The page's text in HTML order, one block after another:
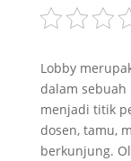
Lobby
dalam sebuah
menjadi titik
dosen, tamu,
berkunjung.